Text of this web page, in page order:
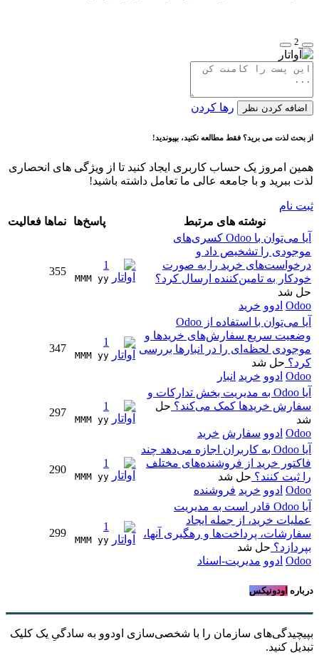
2
اضافه کردن نظر رها کردن
از بحث لذت می برید؟ فقط مطالعه نکنید، بپیوندید!
همین امروز یک حساب کاربری ایجاد کنید تا از ویژگی های انحصاری
لذت ببرید و با جامعه عالی ما تعامل داشته باشید!
ثبت نام
نوشته های مرتبط
پاسخ‌ها نماها فعالیت
آیا می‌توان با Odoo کسری‌های
موجودی را تشخیص داد و
درخواست‌های خرید را به صورت
خودکار به تامین‌کننده ارسال کرد؟
حل شد
Odoo ادوو خرید
1
MMM yy
355
آیا می‌توان با استفاده از Odoo
وضعیت سریع سفارش‌های خریدها و
موجودی لحظه‌ای را در انبارها بررسی
کرد؟ حل شد
Odoo ادوو خرید انبار
1
MMM yy
347
آیا Odoo به مدیریت بخش تدارکات و
سفارش خریدها کمک می‌کند؟ حل
شد
Odoo ادوو سفارش خرید
1
MMM yy
297
آیا Odoo به کاربران اجازه می‌دهد چند
فاکتور خرید از فروشنده‌های مختلف
را ثبت کنند؟ حل شد
Odoo ادوو خرید فروشنده
1
MMM yy
290
آیا Odoo قادر است به مدیریت
عملیات خرید، از جمله ایجاد
سفارشات، پرداخت‌ها و رهگیری آنها،
بپردازد؟ حل شد
Odoo ادوو مدیریت-اسناد
1
MMM yy
299
درباره اودونیکس
بپیچیدگی‌های سازمان را با شخصی‌سازی اودوو به سادگیِ یک کلیک
تبدیل کنید.